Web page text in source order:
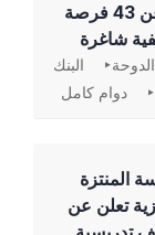
يعلن عن 43 فرصة
شاغرة
الدوحة
البنك
دوام كامل
المنتزة
تعلن عن